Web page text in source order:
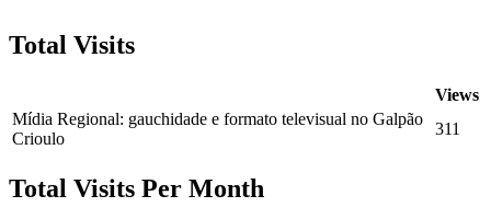
Total Visits
Views
Mídia Regional: gauchidade e formato televisual no Galpão
Crioulo
311
Total Visits Per Month